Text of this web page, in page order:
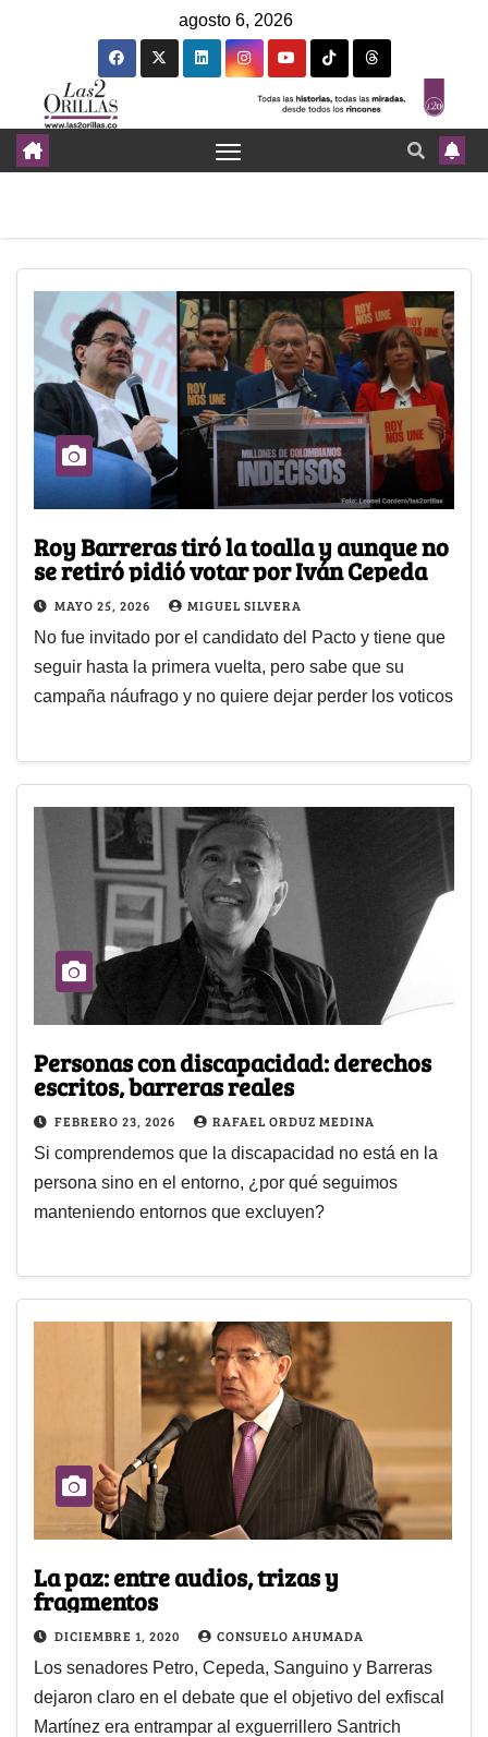
agosto 6, 2026
Roy Barreras tiró la toalla y aunque no
se retiró pidió votar por Iván Cepeda
MAYO 25, 2026 MIGUEL SILVERA
No fue invitado por el candidato del Pacto y tiene que
seguir hasta la primera vuelta, pero sabe que su
campaña náufrago y no quiere dejar perder los voticos
Personas con discapacidad: derechos
escritos, barreras reales
FEBRERO 23, 2026 RAFAEL ORDUZ MEDINA
Si comprendemos que la discapacidad no está en la
persona sino en el entorno, ¿por qué seguimos
manteniendo entornos que excluyen?
La paz: entre audios, trizas y
fragmentos
DICIEMBRE 1, 2020 CONSUELO AHUMADA
Los senadores Petro, Cepeda, Sanguino y Barreras
dejaron claro en el debate que el objetivo del exfiscal
Martínez era entrampar al exguerrillero Santrich